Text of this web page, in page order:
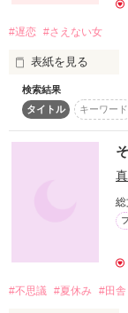
これはかなりの
#遅恋 #さえない女
表紙を見る
一般企業に務める
検索結果
タイトル
キーワード
#不思議 #夏休み #田舎